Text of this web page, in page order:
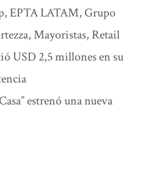
,EPTA LATAM, Grupo
,Mayoristas, Retail
USD 2,5 millones en su
estrenó una nueva